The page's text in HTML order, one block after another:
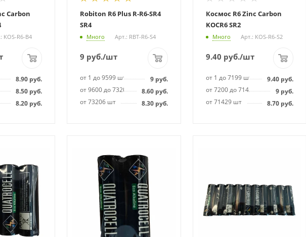
Carbon
KOS-R6-B4
8.90 руб.
шт
8.50 руб.
8.20 руб.
Robiton R6 Plus R-R6-SR4
SR4
Много Арт.: RBT-R6-S4
9 руб./шт
от 1 до 9599 шт 9руб.
от 9600 до 73205 шт 8.60руб.
от 73206 шт
8.30руб.
Космос R6 Zinc Carbon
KOCR6 SR2
Много Арт.: KOS-R6-S2
9.40 руб./шт
от 1 до 7199 шт 9.40руб.
от 7200 до 71428 шт
9руб.
от 71429 шт
8.70руб.